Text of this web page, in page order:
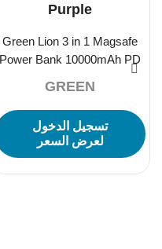
Green Lion 3 in 1 Magsafe
Power Bank 10000mAh PD
GREEN
تسجيل الدخول
لعرض السعر